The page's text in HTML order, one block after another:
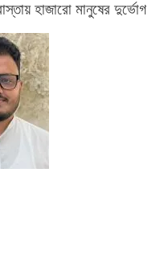
হাজারো মানুষের দুর্ভোগ